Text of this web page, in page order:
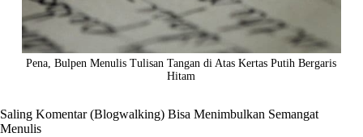
Pena, Bulpen Menulis Tulisan Tangan di Atas Kertas Putih Bergaris
Hitam
Saling Komentar (Blogwalking) Bisa Menimbulkan Semangat
Menulis